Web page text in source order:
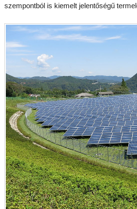
szempontból is kiemelt jelentőségű